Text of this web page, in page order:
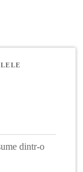
dintr-o